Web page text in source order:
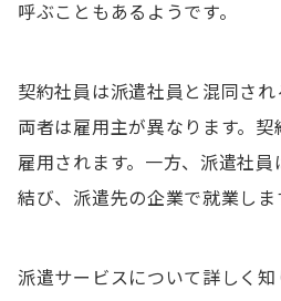
Q.フリーランスと契約する際
Q.契約社員を採用する際の注
呼ぶこともあるようです。
契約社員は派遣社員と混同され
両者は雇用主が異なります。
雇用されます。一方、派遣社
結び、派遣先の企業で就業しま
派遣サービスについて詳しく